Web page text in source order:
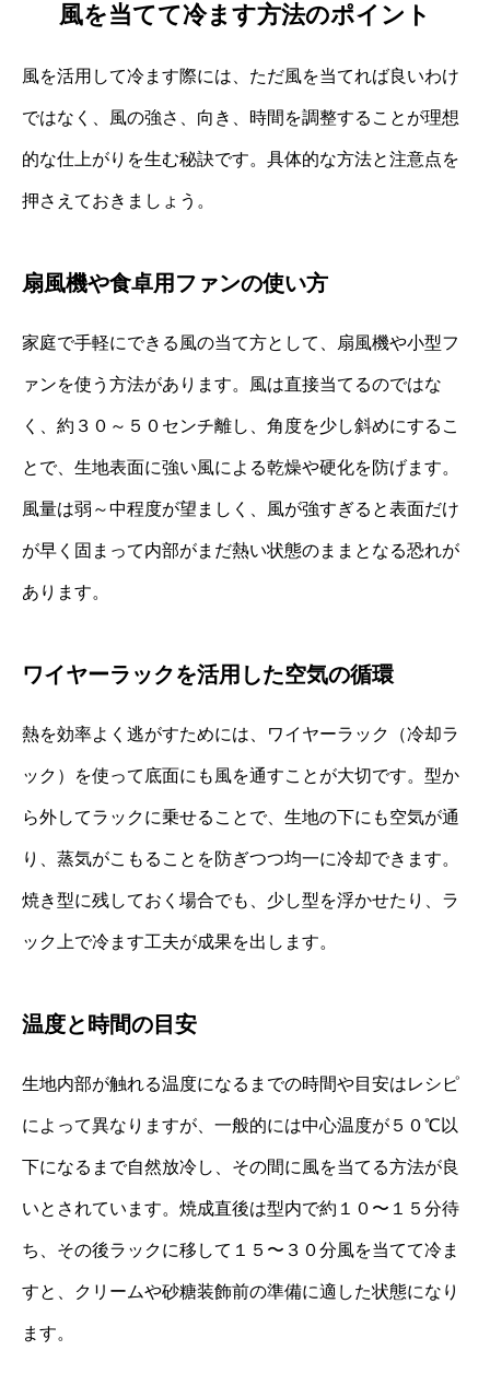
風を当てて冷ます方法のポイント
風を活用して冷ます際には、ただ風を当てれば良いわけ
ではなく、風の強さ、向き、時間を調整することが理想
的な仕上がりを生む秘訣です。具体的な方法と注意点を
押さえておきましょう。
扇風機や食卓用ファンの使い方
家庭で手軽にできる風の当て方として、扇風機や小型フ
ァンを使う方法があります。風は直接当てるのではな
く、約３０～５０センチ離し、角度を少し斜めにするこ
とで、生地表面に強い風による乾燥や硬化を防げます。
風量は弱～中程度が望ましく、風が強すぎると表面だけ
が早く固まって内部がまだ熱い状態のままとなる恐れが
あります。
ワイヤーラックを活用した空気の循環
熱を効率よく逃がすためには、ワイヤーラック（冷却ラ
ック）を使って底面にも風を通すことが大切です。型か
ら外してラックに乗せることで、生地の下にも空気が通
り、蒸気がこもることを防ぎつつ均一に冷却できます。
焼き型に残しておく場合でも、少し型を浮かせたり、ラ
ック上で冷ます工夫が成果を出します。
温度と時間の目安
生地内部が触れる温度になるまでの時間や目安はレシピ
によって異なりますが、一般的には中心温度が５０℃以
下になるまで自然放冷し、その間に風を当てる方法が良
いとされています。焼成直後は型内で約１０〜１５分待
ち、その後ラックに移して１５〜３０分風を当てて冷ま
すと、クリームや砂糖装飾前の準備に適した状態になり
ます。